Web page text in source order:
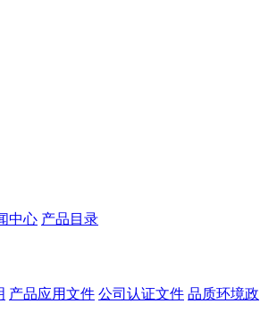
中心 产品目录
产品应用文件 公司认证文件 品质环境政